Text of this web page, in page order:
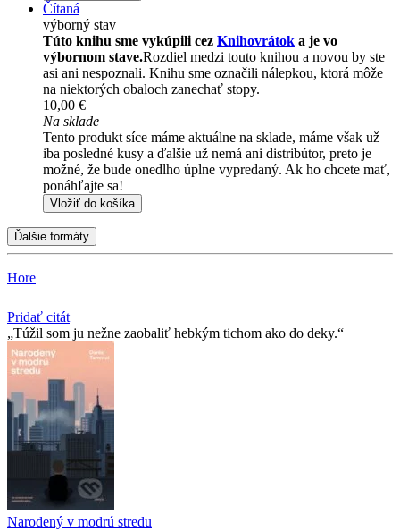
Čítaná
výborný stav
Túto knihu sme vykúpili cez Knihovrátok a je vo
výbornom stave.Rozdiel medzi touto knihou a novou by ste
asi ani nespoznali. Knihu sme označili nálepkou, ktorá môže
na niektorých obaloch zanechať stopy.
10,00 €
Na sklade
Tento produkt síce máme aktuálne na sklade, máme však už
iba posledné kusy a ďalšie už nemá ani distribútor, preto je
možné, že bude onedlho úplne vypredaný. Ak ho chcete mať,
ponáhľajte sa!
Vložiť do košíka
Ďalšie formáty
Hore
Pridať citát
Túžil som ju nežne zaobaliť hebkým tichom ako do deky.
Narodený v modrú stredu